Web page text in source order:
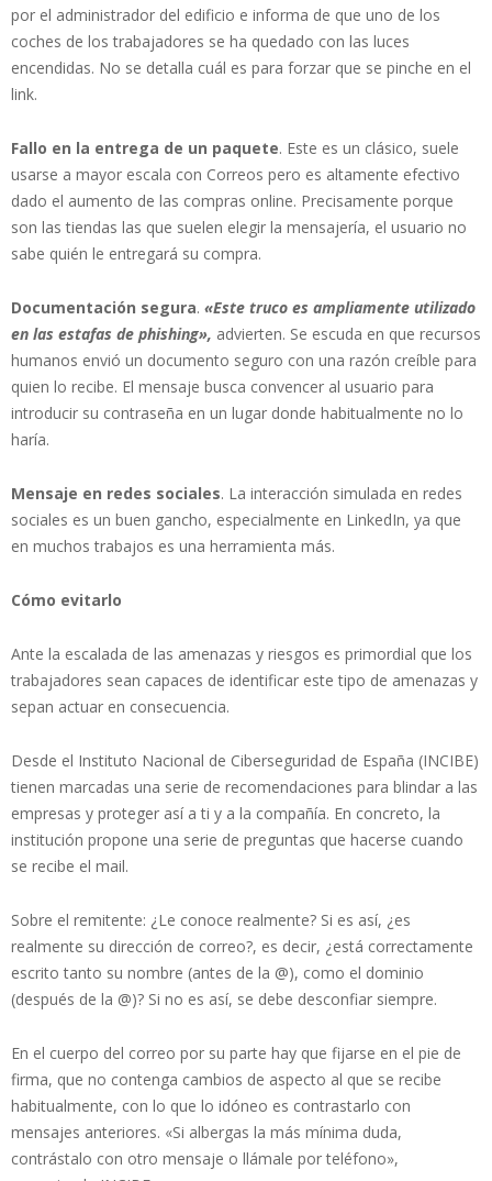
por el administrador del edificio e informa de que uno de los
coches de los trabajadores se ha quedado con las luces
encendidas. No se detalla cuál es para forzar que se pinche en el
link.
Fallo en la entrega de un paquete. Este es un clásico, suele
usarse a mayor escala con Correos pero es altamente efectivo
dado el aumento de las compras online. Precisamente porque
son las tiendas las que suelen elegir la mensajería, el usuario no
sabe quién le entregará su compra.
Documentación segura. «Este truco es ampliamente utilizado
en las estafas de phishing», advierten. Se escuda en que recursos
humanos envió un documento seguro con una razón creíble para
quien lo recibe. El mensaje busca convencer al usuario para
introducir su contraseña en un lugar donde habitualmente no lo
haría.
Mensaje en redes sociales. La interacción simulada en redes
sociales es un buen gancho, especialmente en LinkedIn, ya que
en muchos trabajos es una herramienta más.
Cómo evitarlo
Ante la escalada de las amenazas y riesgos es primordial que los
trabajadores sean capaces de identificar este tipo de amenazas y
sepan actuar en consecuencia.
Desde el Instituto Nacional de Ciberseguridad de España (INCIBE)
tienen marcadas una serie de recomendaciones para blindar a las
empresas y proteger así a ti y a la compañía. En concreto, la
institución propone una serie de preguntas que hacerse cuando
se recibe el mail.
Sobre el remitente: ¿Le conoce realmente? Si es así, ¿es
realmente su dirección de correo?, es decir, ¿está correctamente
escrito tanto su nombre (antes de la @), como el dominio
(después de la @)? Si no es así, se debe desconfiar siempre.
En el cuerpo del correo por su parte hay que fijarse en el pie de
firma, que no contenga cambios de aspecto al que se recibe
habitualmente, con lo que lo idóneo es contrastarlo con
mensajes anteriores. «Si albergas la más mínima duda,
contrástalo con otro mensaje o llámale por teléfono»,